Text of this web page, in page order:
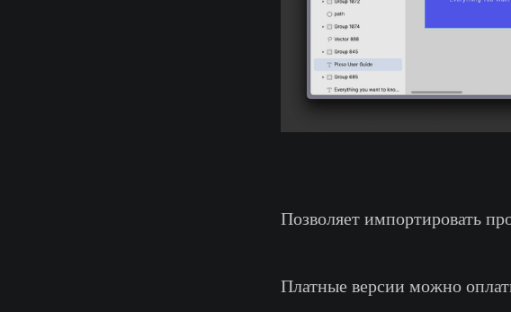
Позволяет импортировать
Платные версии можно